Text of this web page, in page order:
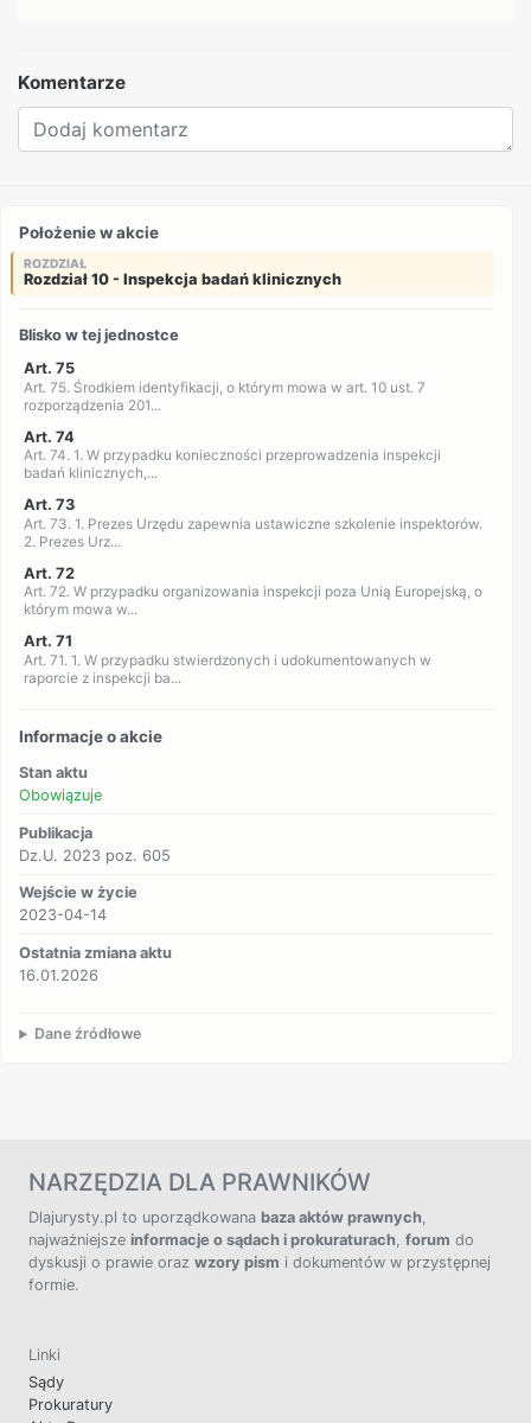
Komentarze
Położenie w akcie
ROZDZIAŁ
Rozdział 10 - Inspekcja badań klinicznych
Blisko w tej jednostce
Art. 75
Art. 75. Środkiem identyfikacji, o którym mowa w art. 10 ust. 7
rozporządzenia 201...
Art. 74
Art. 74. 1. W przypadku konieczności przeprowadzenia inspekcji
badań klinicznych,...
Art. 73
Art. 73. 1. Prezes Urzędu zapewnia ustawiczne szkolenie inspektorów.
2. Prezes Urz...
Art. 72
Art. 72. W przypadku organizowania inspekcji poza Unią Europejską, o
którym mowa w...
Art. 71
Art. 71. 1. W przypadku stwierdzonych i udokumentowanych w
raporcie z inspekcji ba...
Informacje o akcie
Stan aktu
Obowiązuje
Publikacja
Dz.U. 2023 poz. 605
Wejście w życie
2023-04-14
Ostatnia zmiana aktu
16.01.2026
Dane źródłowe
NARZĘDZIA DLA PRAWNIKÓW
Dlajurysty.pl to uporządkowana baza aktów prawnych,
najważniejsze informacje o sądach i prokuraturach, forum do
dyskusji o prawie oraz wzory pism i dokumentów w przystępnej
formie.
Linki
Sądy
Prokuratury